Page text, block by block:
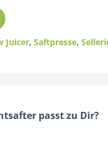
Juicer, Saftpresse,
passt zu Dir?